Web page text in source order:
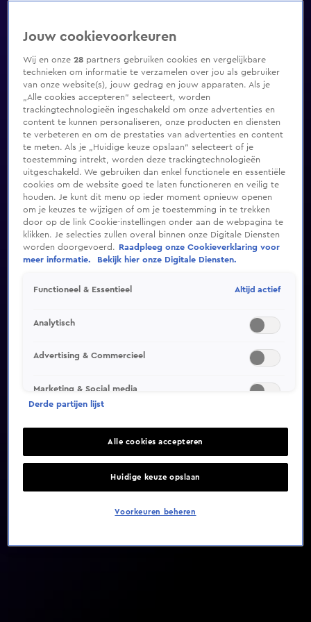
Video helaas niet gevonden
Jouw cookievoorkeuren
Wij en onze28 partners gebruiken cookies en vergelijkbare
technieken om informatie te verzamelen over jou als gebruiker
van onze website(s), jouw gedrag en jouw apparaten. Als je
„Alle cookies accepteren” selecteert, worden
trackingtechnologieën ingeschakeld om onze advertenties en
content te kunnen personaliseren, onze producten en diensten
te verbeteren en om de prestaties van advertenties en content
te meten. Als je „Huidige keuze opslaan” selecteert of je
toestemming intrekt, worden deze trackingtechnologieën
uitgeschakeld. We gebruiken dan enkel functionele en essentiële
cookies om de website goed te laten functioneren en veilig te
houden. Je kunt dit menu op ieder moment opnieuw openen
om je keuzes te wijzigen of om je toestemming in te trekken
door op de link Cookie-instellingen onder aan de webpagina te
klikken. Je selecties zullen overal binnen onze Digitale Diensten
worden doorgevoerd.
Raadpleeg onze Cookieverklaring voor
meer informatie.
Bekijk hier onze Digitale Diensten.
Functioneel & Essentieel Altijd actief
Analytisch
Advertising & Commercieel
Marketing & Social media
Derde partijen lijst
Alle cookies accepteren
Huidige keuze opslaan
Voorkeuren beheren